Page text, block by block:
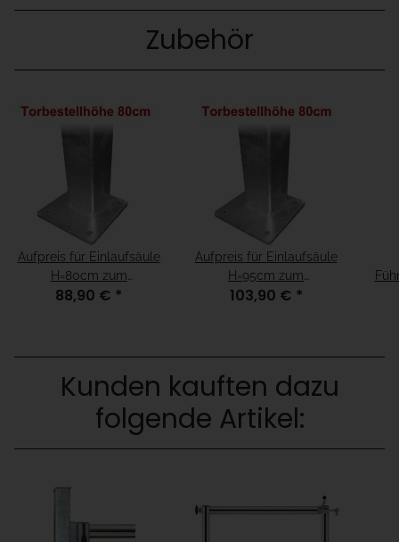
Zubehör
Aufpreis für Einlaufsäule
H=80cm zum
Aufschrauben für
88,90 € *
Aufpreis für Einlaufsäule
H=95cm zum
Aufschrauben für
103,90 € *
Kunden kauften dazu
folgende Artikel: